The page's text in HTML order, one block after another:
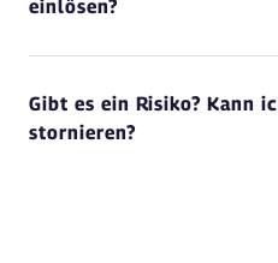
einlösen?
Gibt es ein Risiko? Kann
stornieren?